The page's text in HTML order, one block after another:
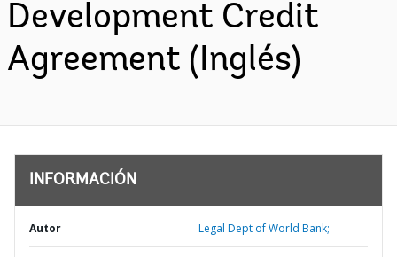
Development Credit
Agreement (Inglés)
INFORMACIÓN
Autor Legal Dept of World Bank;